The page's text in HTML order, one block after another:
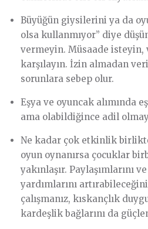
Büyüğün giysilerini ya da
olsa kullanmıyor” diye
vermeyin. Müsaade isteyin,
karşılayın. İzin almadan
sorunlara sebep olur.
Eşya ve oyuncak alımında
ama olabildiğince adil
Ne kadar çok etkinlik
oyun oynanırsa çocuklar
yakınlaşır. Paylaşımlarını
yardımlarını
çalışmanız, kıskançlık
kardeşlik bağlarını da